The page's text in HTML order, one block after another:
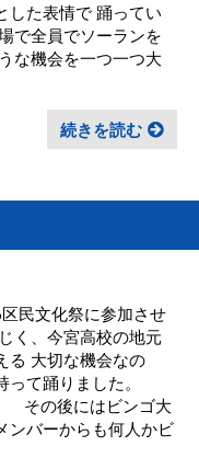
した表情で 踊ってい
で全員でソーランを
な機会を一つ一つ大
続きを読む
民文化祭に参加させ
く、今宮高校の地元
る 大切な機会なの
持って踊りました。
ンゴ大
ンバーからも何人かビ